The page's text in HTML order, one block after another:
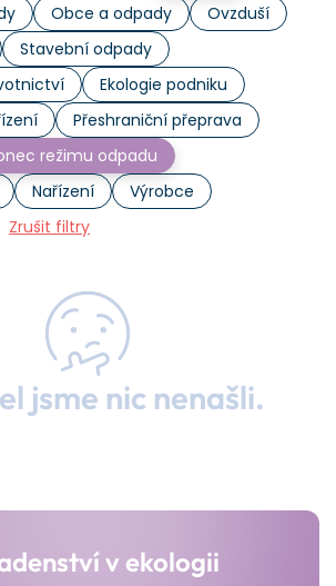
Obce a odpady
Ovzduší
Stavební odpady
Ekologie podniku
Přeshraniční přeprava
režimu odpadu
Nařízení
Výrobce
Zrušit filtry
jsme nic nenašli.
v ekologii